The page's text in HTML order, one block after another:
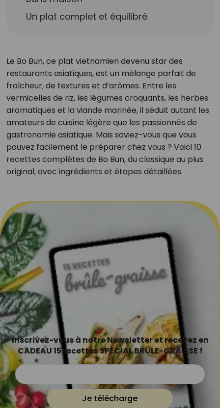
Un plat complet et équilibré
Le Bo Bun, ce plat vietnamien devenu star des
restaurants asiatiques, est un mélange parfait de
fraîcheur, de textures et d’arômes. Entre les
vermicelles de riz, les légumes croquants, les herbes
aromatiques et la viande marinée, il séduit autant les
amateurs de cuisine légère que les passionnés de
gastronomie asiatique. Mais saviez-vous que vous
pouvez facilement le préparer chez vous ? Voici 10
recettes complètes de Bo Bun, du classique au plus
original, avec ingrédients et étapes détaillées.
Inscrivez-vous à notre Newsletter et recevez en
CADEAU 15 recettes SPÉCIAL BRÛLE-GRAISSE !
Je télécharge